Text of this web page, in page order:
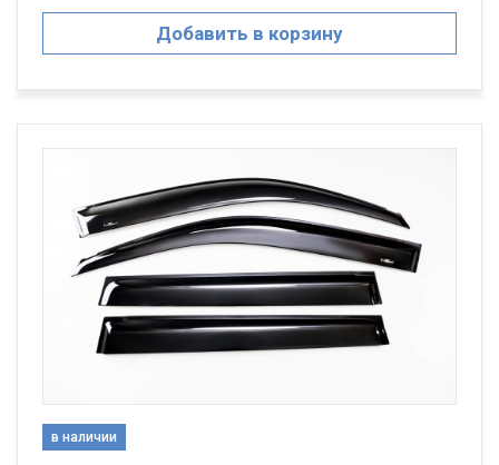
Добавить в корзину
в наличии